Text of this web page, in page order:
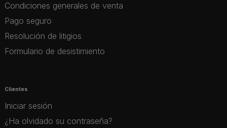
Condiciones generales de venta
Pago seguro
Resolución de litigios
Formulario de desistimiento
Clientes
Iniciar sesión
¿Ha olvidado su contraseña?